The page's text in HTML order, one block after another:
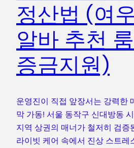
정산법 (여
알바 추천
증금지원)
운영진이 직접 앞장서는 강력한
막 가동! 서울 동작구 신대방동
지역 상권의 매너가 철저히 검증
라이빗 케어 속에서 진상 스트레